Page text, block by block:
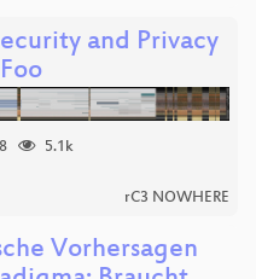
and Privacy
5.1k
rC3 NOWHERE
Vorhersagen